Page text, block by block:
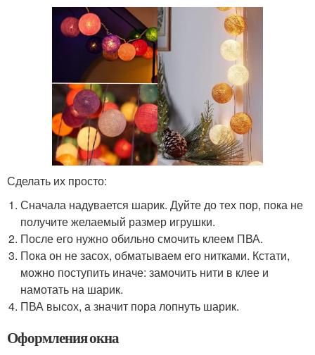
Сделать их просто:
Сначала надувается шарик. Дуйте до тех пор, пока не
получите желаемый размер игрушки.
После его нужно обильно смочить клеем ПВА.
Пока он не засох, обматываем его нитками. Кстати,
можно поступить иначе: замочить нити в клее и
намотать на шарик.
ПВА высох, а значит пора лопнуть шарик.
Оформления окна